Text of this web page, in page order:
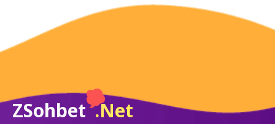
ZSohbet .Net